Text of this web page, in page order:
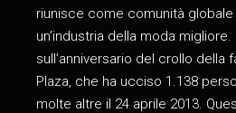
riunisce come comunità
un’industria della moda
sull’anniversario del crollo della
Plaza, che ha ucciso 1.138
molte altre il 24 aprile 2013.